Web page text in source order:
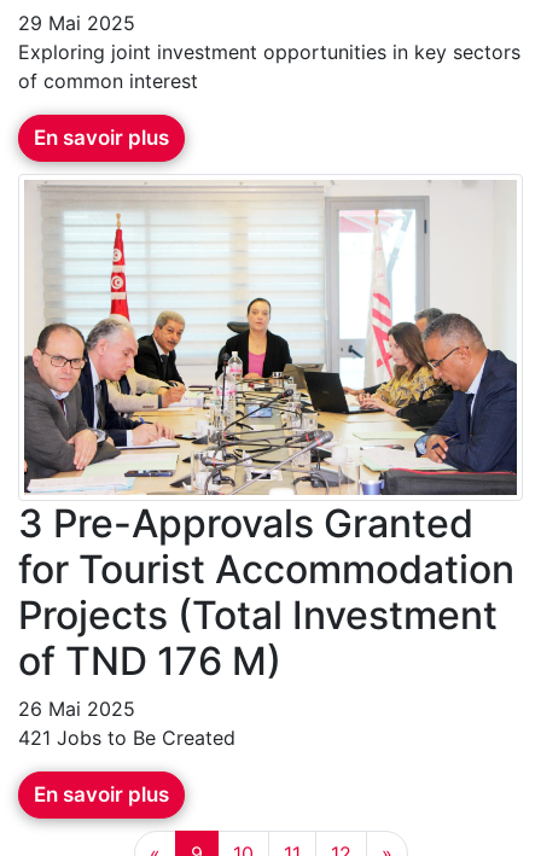
29 Mai 2025
Exploring joint investment opportunities in key sectors
of common interest
En savoir plus
3 Pre-Approvals Granted
for Tourist Accommodation
Projects (Total Investment
of TND 176 M)
26 Mai 2025
421 Jobs to Be Created
En savoir plus